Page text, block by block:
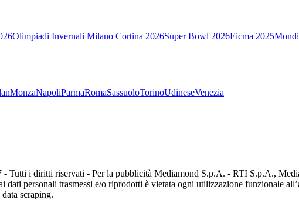
Olimpiadi Invernali Milano Cortina 2026Super Bowl 2026Eicma 2025
MonzaNapoliParmaRomaSassuoloTorinoUdineseVenezia
Tutti i diritti riservati - Per la pubblicità Mediamond S.p.A. - RTI S.p.A.,
dati personali trasmessi e/o riprodotti è vietata ogni utilizzazione funzionale
scraping.